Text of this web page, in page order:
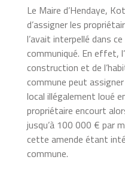
Le Maire d’Hendaye,
d’assigner les
l’avait interpellé dans
communiqué. En effet,
construction et de
commune peut
local illégalement loué
propriétaire encourt
jusqu’à 100 000 € par
cette amende étant
commune.